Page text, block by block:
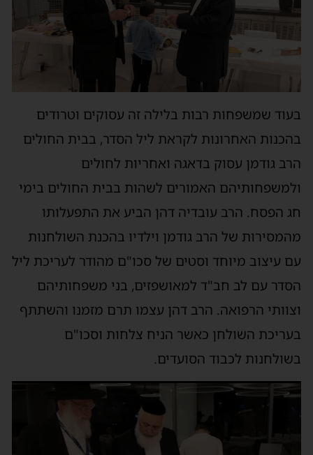
בעוד שמשפחות רבות בלילה זה עסוקים וטרודים
בהכנות האחרונות לקראת ליל הסדר, בבית החולים
הרב גודמן עסוק בדאגה ואחריות לחולים
ולמשפחותיהם האמורים לשהות בבית החולים בימי
חג הפסח. הרב עובדיה דהן הביע את התפעלותו
מהמסירות של הרב גודמן וילדיו בהכנת השולחנות
עם עיצוב מיוחד וסטים של סכו"ם מהודר לעריכת ליל
הסדר עם לב חב"ד למאושפזים, בני משפחותיהם
וצוותי הרפואה. הרב דהן עצמו תרם מזמנו והשתתף
בעריכת השולחן כאשר הניח צלחות וסכו"ם
בשולחנות לכבוד הסועדים.